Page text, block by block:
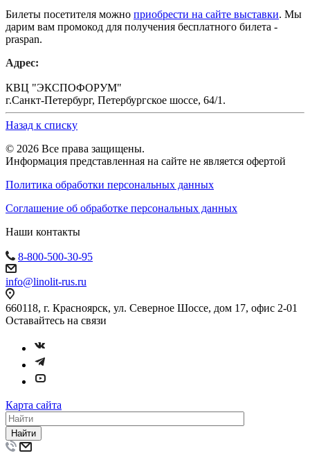
Билеты посетителя можно приобрести на сайте выставки. Мы
дарим вам промокод для получения бесплатного билета -
praspan.
Адрес:
КВЦ "ЭКСПОФОРУМ"
г.Санкт-Петербург, Петербургское шоссе, 64/1.
Назад к списку
© 2026 Все права защищены.
Информация представленная на сайте не является офертой
Политика обработки персональных данных
Соглашение об обработке персональных данных
Наши контакты
8-800-500-30-95
info@linolit-rus.ru
660118, г. Красноярск, ул. Северное Шоссе, дом 17, офис 2-01
Оставайтесь на связи
Карта сайта
Найти